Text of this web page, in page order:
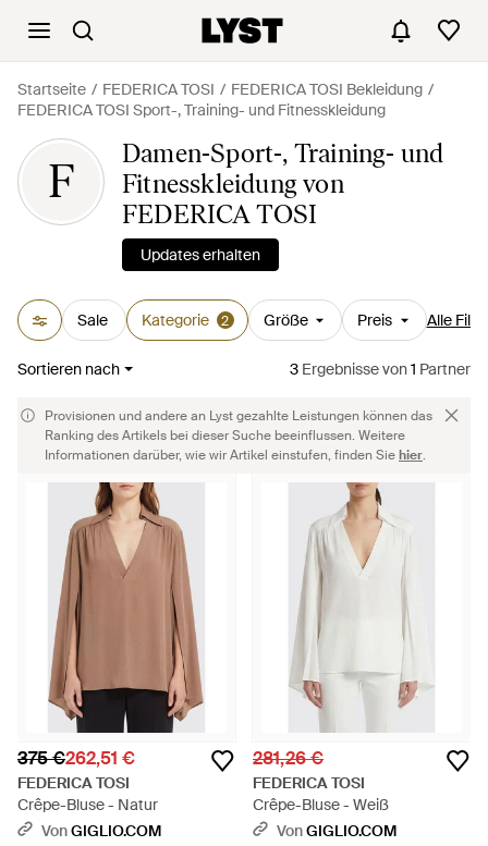
Startseite FEDERICA TOSI
FEDERICA TOSI Bekleidung
FEDERICA TOSI Sport-, Training- und Fitnesskleidung
F
Damen-Sport-, Training- und
Fitnesskleidung von
FEDERICA TOSI
Updates erhalten
Sale Kategorie 2 Größe Preis Alle
Sortieren nach 3 Ergebnissevon1 Partner
Provisionen und andere an Lyst gezahlte Leistungen können das
Ranking des Artikels bei dieser Suche beeinflussen. Weitere
Informationen darüber, wie wir Artikel einstufen, finden Siehier.
375 €262,51 €
FEDERICA TOSI
Crêpe-Bluse - Natur
VonGIGLIO.COM
281,26 €
FEDERICA TOSI
Crêpe-Bluse - Weiß
VonGIGLIO.COM